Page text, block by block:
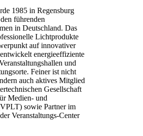
1985 in Regensburg
führenden
in Deutschland. Das
Lichtprodukte
auf innovativer
energieeffiziente
und
Feiner ist nicht
auch aktives Mitglied
Gesellschaft
Medien- und
sowie Partner im
Veranstaltungs-Center